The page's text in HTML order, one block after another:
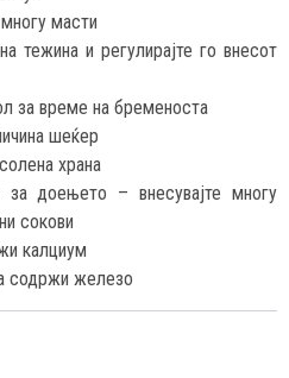
масти
тежина и регулирајте го внесот
за време на бременоста
шеќер
храна
доењето – внесувајте многу
сокови
калциум
содржи железо